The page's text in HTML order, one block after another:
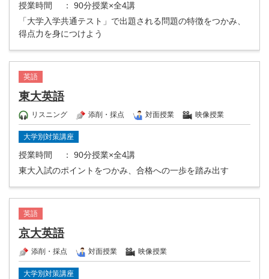
授業時間
： 90分授業×全4講
「大学入学共通テスト」で出題される問題の特徴をつかみ、
得点力を身につけよう
英語
東大英語
リスニング 添削・採点 対面授業 映像授業
大学別対策講座
授業時間
： 90分授業×全4講
東大入試のポイントをつかみ、合格への一歩を踏み出す
英語
京大英語
添削・採点 対面授業 映像授業
大学別対策講座